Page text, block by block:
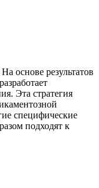
На основе результатов
Эта стратегия
специфические
подходят к